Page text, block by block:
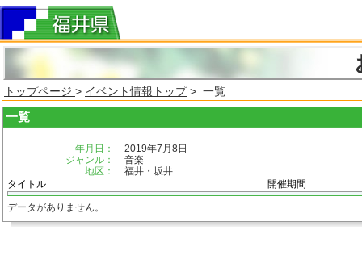
トップページ > イベント情報トップ> 一覧
一覧
年月日：
2019年7月8日
ジャンル：
音楽
地区：
福井・坂井
タイトル
開催期間
データがありません。